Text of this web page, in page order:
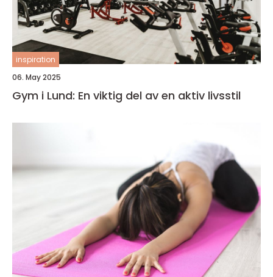
inspiration
06. May 2025
Gym i Lund: En viktig del av en aktiv livsstil